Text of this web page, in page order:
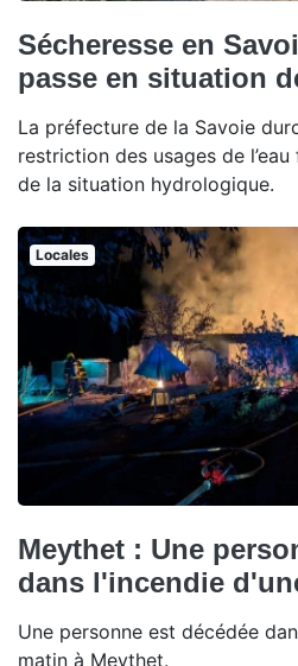
Sécheresse en
passe en situation
La préfecture de la Savoie
restriction des usages de
de la situation hydrologique.
Locales
Meythet : Une
dans l'incendie
Une personne est décédée
matin à Meythet.